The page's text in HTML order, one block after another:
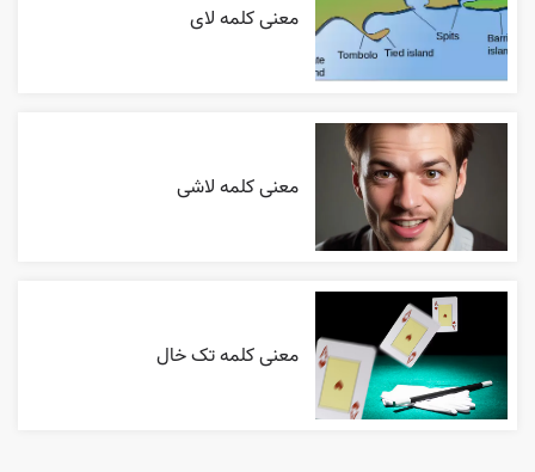
معنی کلمه لای
معنی کلمه لاشی
معنی کلمه تک خال